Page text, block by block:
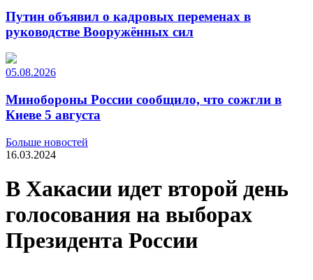
Путин объявил о кадровых переменах в
руководстве Вооружённых сил
05.08.2026
Минобороны России сообщило, что сожгли в
Киеве 5 августа
Больше новостей
16.03.2024
В Хакасии идет второй день
голосования на выборах
Президента России